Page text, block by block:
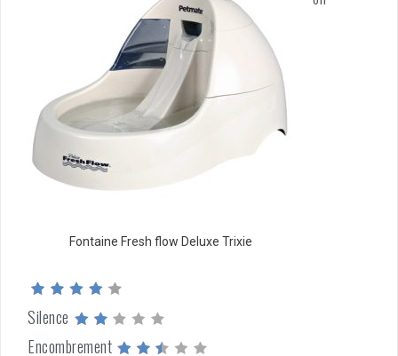
Fontaine Fresh flow Deluxe Trixie
Silence
Encombrement